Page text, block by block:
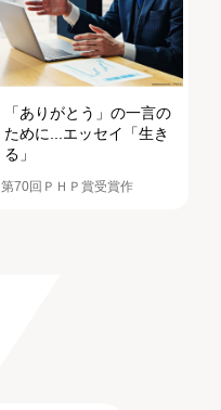
「ありがとう」の一言の
ために...エッセイ「生き
る」
第70回ＰＨＰ賞受賞作